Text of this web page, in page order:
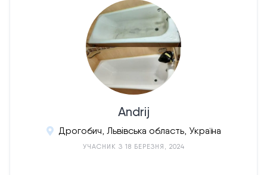
Andrij
Дрогобич, Львівська область, Україна
УЧАСНИК З 18 БЕРЕЗНЯ, 2024